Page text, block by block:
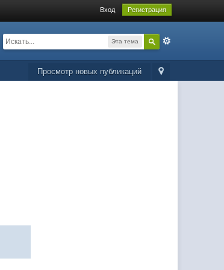
Вход Регистрация
Эта тема
Просмотр новых публикаций